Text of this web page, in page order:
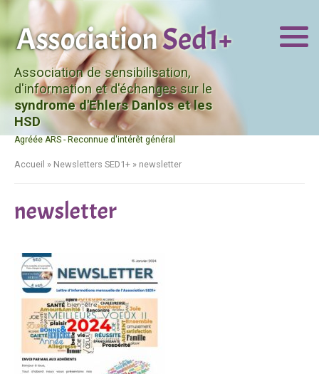
Association de sensibilisation,
d'information et d'échanges sur le
syndrome d'Ehlers Danlos et les
HSD
Agréée ARS - Reconnue d'intérêt général
Accueil » Newsletters SED1+ » newsletter
newsletter